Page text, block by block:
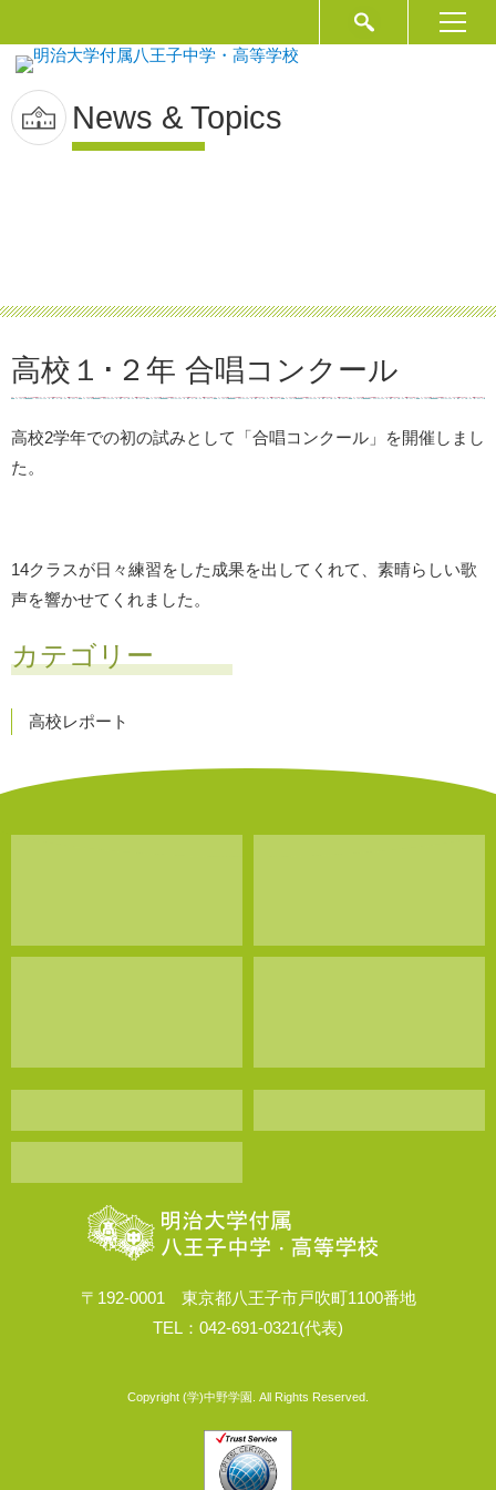
News & Topics
高校１･２年 合唱コンクール
高校2学年での初の試みとして「合唱コンクール」を開催しまし
た。
14クラスが日々練習をした成果を出してくれて、素晴らしい歌
声を響かせてくれました。
カテゴリー
高校レポート
〒192-0001 東京都八王子市戸吹町1100番地
TEL：042-691-0321(代表)
Copyright (学)中野学園. All Rights Reserved.